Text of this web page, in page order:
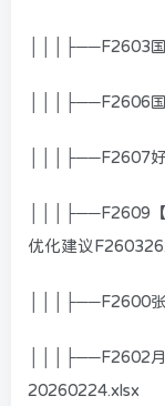
│││├──F2603国
│││├──F2606国
│││├──F2607
│││├──F2609【
优化建议
│││├──F2600张
│││├──F2602月
20260224.xlsx